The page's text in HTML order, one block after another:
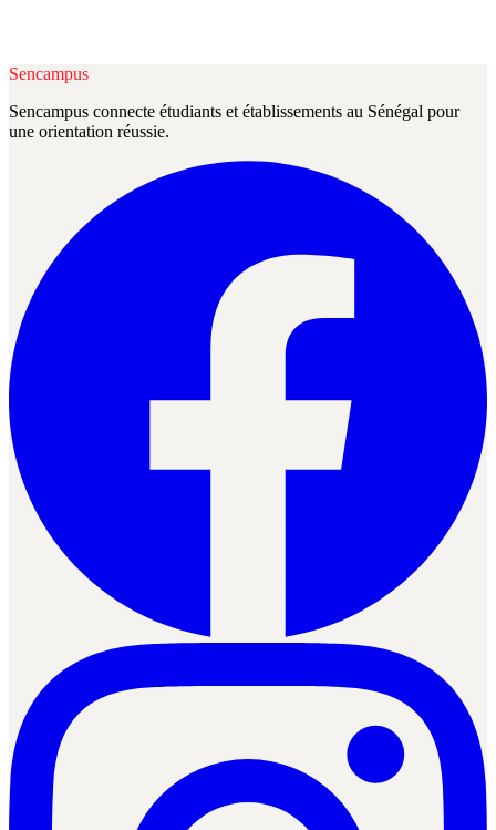
Sencampus
Sencampus connecte étudiants et établissements au Sénégal pour
une orientation réussie.